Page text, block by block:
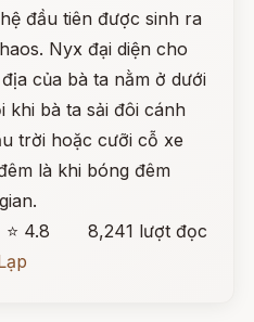
đầu tiên được sinh ra
Nyx đại diện cho
của bà ta nằm ở dưới
khi bà ta sải đôi cánh
trời hoặc cưỡi cỗ xe
là khi bóng đêm
⭐ 4.8
8,241 lượt đọc